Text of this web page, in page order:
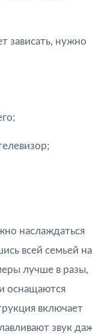
зависать, нужно
наслаждаться
всей семьей на
лучше в разы,
оснащаются
включает
звук